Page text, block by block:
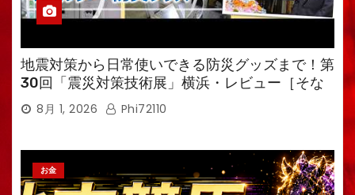
地震対策から日常使いできる防災グッズまで！第
30回「震災対策技術展」横浜・レビュー［そな
えるTV・高荷智也］
8月 1, 2026 Phi72110
お金